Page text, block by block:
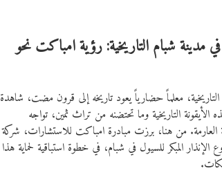
مدينة شبام التاريخية: رؤية امباكت نحو
معلماً حضارياً يعود تاريخه إلى قرون مضت، شاهدة
الأيقونة التاريخية وما تحتضنه من تراث ثمين، تواجه
العارمة. من هنا، برزت مبادرة امباكت للاستشارات، شركة
الإنذار المبكر للسيول في شبام، في خطوة استباقية لحماية هذا